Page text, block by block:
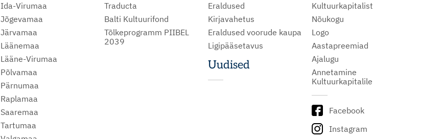
Ida-Virumaa
Jõgevamaa
Järvamaa
Läänemaa
Lääne-Virumaa
Põlvamaa
Pärnumaa
Raplamaa
Saaremaa
Tartumaa
Traducta
Balti Kultuurifond
Tõlkeprogramm PIIBEL
2039
Eraldused
Kirjavahetus
Eraldused voorude kaupa
Ligipääsetavus
Uudised
Kultuurkapitalist
Nõukogu
Logo
Aastapreemiad
Ajalugu
Annetamine
Kultuurkapitalile
Facebook
Instagram